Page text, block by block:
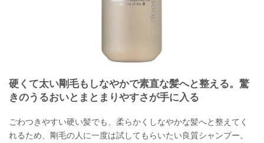
硬くて太い剛毛もしなやかで素直な髪へと整える。驚
きのうるおいとまとまりやすさが手に入る
ごわつきやすい硬い髪でも、柔らかくしなやかな髪へと整えてく
れるため、剛毛の人に一度は試してもらいたい良質シャンプー。